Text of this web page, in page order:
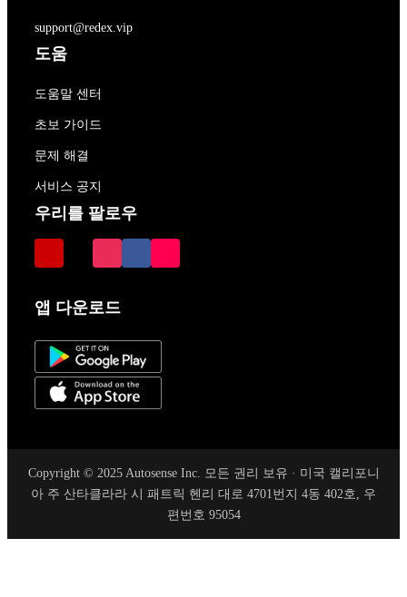
support@redex.vip
도움
도움말 센터
초보 가이드
문제 해결
서비스 공지
우리를 팔로우
앱 다운로드
Copyright © 2025 Autosense Inc. 모든 권리 보유 · 미국 캘리포니
아 주 산타클라라 시 패트릭 헨리 대로 4701번지 4동 402호, 우
편번호 95054